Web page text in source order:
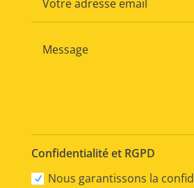
Confidentialité et RGPD
Nous garantissons la